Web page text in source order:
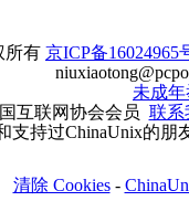
所有 京ICP备16024965
未成
互联网协会会员 联系
支持过ChinaUnix的
清除 Cookies-